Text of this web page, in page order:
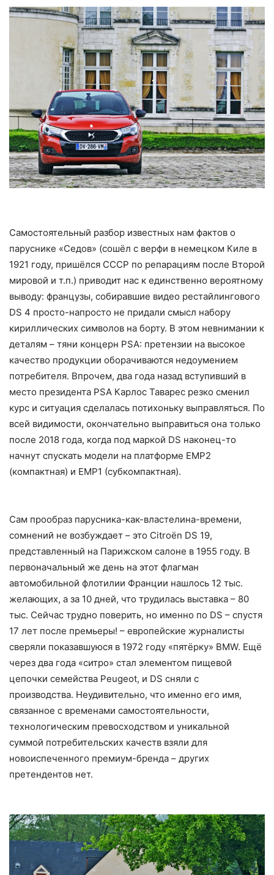
Самостоятельный разбор известных нам фактов о
паруснике «Седов» (сошёл с верфи в немецком Киле в
1921 году, пришёлся СССР по репарациям после Второй
мировой и т.п.) приводит нас к единственно вероятному
выводу: французы, собиравшие видео рестайлингового
DS 4 просто-напросто не придали смысл набору
кириллических символов на борту. В этом невнимании к
деталям – тяни концерн PSA: претензии на высокое
качество продукции оборачиваются недоумением
потребителя. Впрочем, два года назад вступивший в
место президента PSA Карлос Таварес резко сменил
курс и ситуация сделалась потихоньку выправляться. По
всей видимости, окончательно выправиться она только
после 2018 года, когда под маркой DS наконец-то
начнут спускать модели на платформе EMP2
(компактная) и EMP1 (субкомпактная).
Сам прообраз парусника-как-властелина-времени,
сомнений не возбуждает – это Citroёn DS 19,
представленный на Парижском салоне в 1955 году. В
первоначальный же день на этот флагман
автомобильной флотилии Франции нашлось 12 тыс.
желающих, а за 10 дней, что трудилась выставка – 80
тыс. Сейчас трудно поверить, но именно по DS – спустя
17 лет после премьеры! – европейские журналисты
сверяли показавшуюся в 1972 году «пятёрку» BMW. Ещё
через два года «ситро» стал элементом пищевой
цепочки семейства Peugeot, и DS сняли с
производства. Неудивительно, что именно его имя,
связанное с временами самостоятельности,
технологическим превосходством и уникальной
суммой потребительских качеств взяли для
новоиспеченного премиум-бренда – других
претендентов нет.